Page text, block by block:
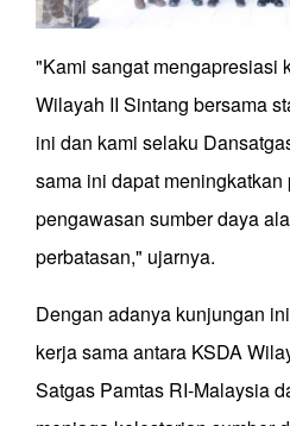
"Kami sangat mengapresiasi
Wilayah II Sintang bersama
ini dan kami selaku
sama ini dapat
pengawasan sumber daya
perbatasan," ujarnya.
Dengan adanya kunjungan
kerja sama antara KSDA
Satgas Pamtas RI-Malaysia